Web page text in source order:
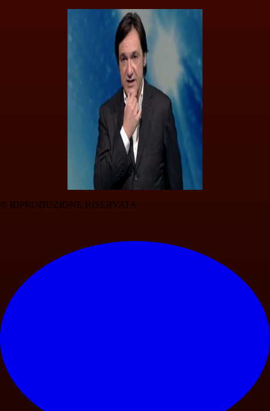
© RIPRODUZIONE RISERVATA